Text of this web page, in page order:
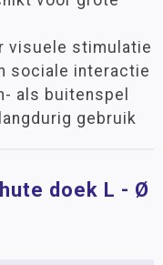
visuele stimulatie
sociale interactie
als buitenspel
gebruik
doek L - Ø